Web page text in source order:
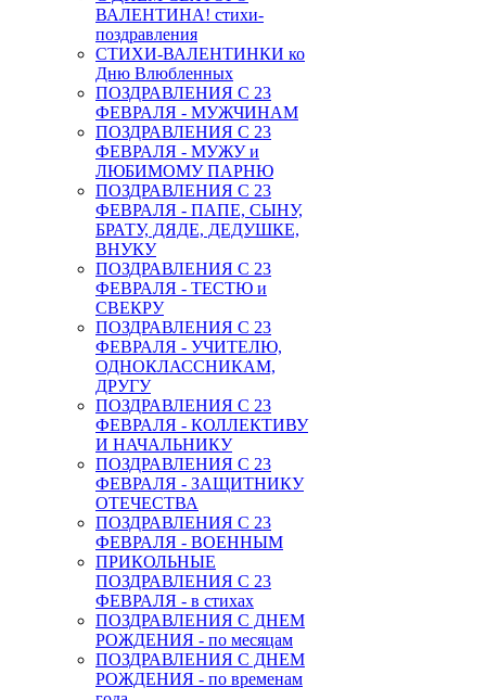
ВАЛЕНТИНА! стихи-
поздравления
СТИХИ-ВАЛЕНТИНКИ ко
Дню Влюбленных
ПОЗДРАВЛЕНИЯ С 23
ФЕВРАЛЯ - МУЖЧИНАМ
ПОЗДРАВЛЕНИЯ С 23
ФЕВРАЛЯ - МУЖУ и
ЛЮБИМОМУ ПАРНЮ
ПОЗДРАВЛЕНИЯ С 23
ФЕВРАЛЯ - ПАПЕ, СЫНУ,
БРАТУ, ДЯДЕ, ДЕДУШКЕ,
ВНУКУ
ПОЗДРАВЛЕНИЯ С 23
ФЕВРАЛЯ - ТЕСТЮ и
СВЕКРУ
ПОЗДРАВЛЕНИЯ С 23
ФЕВРАЛЯ - УЧИТЕЛЮ,
ОДНОКЛАССНИКАМ,
ДРУГУ
ПОЗДРАВЛЕНИЯ С 23
ФЕВРАЛЯ - КОЛЛЕКТИВУ
И НАЧАЛЬНИКУ
ПОЗДРАВЛЕНИЯ С 23
ФЕВРАЛЯ - ЗАЩИТНИКУ
ОТЕЧЕСТВА
ПОЗДРАВЛЕНИЯ С 23
ФЕВРАЛЯ - ВОЕННЫМ
ПРИКОЛЬНЫЕ
ПОЗДРАВЛЕНИЯ С 23
ФЕВРАЛЯ - в стихах
ПОЗДРАВЛЕНИЯ С ДНЕМ
РОЖДЕНИЯ - по месяцам
ПОЗДРАВЛЕНИЯ С ДНЕМ
РОЖДЕНИЯ - по временам